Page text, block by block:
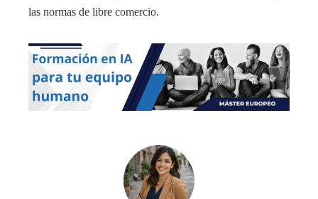
las normas de libre comercio.